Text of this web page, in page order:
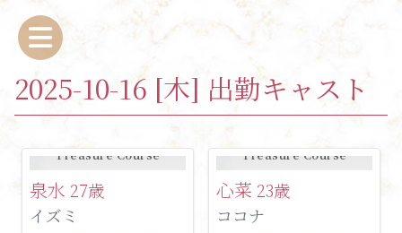
2025-10-16 [木] 出勤キャスト
Treasure Course
泉水 27歳
イズミ
Treasure Course
心菜 23歳
ココナ